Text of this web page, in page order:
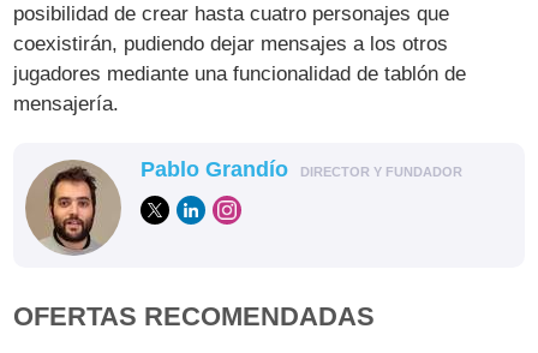
posibilidad de crear hasta cuatro personajes que
coexistirán, pudiendo dejar mensajes a los otros
jugadores mediante una funcionalidad de tablón de
mensajería.
Pablo Grandío DIRECTOR Y FUNDADOR
OFERTAS RECOMENDADAS